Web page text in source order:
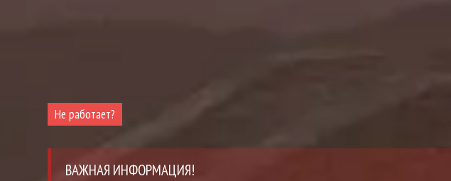
Не работает?
ВАЖНАЯ ИНФОРМАЦИЯ!